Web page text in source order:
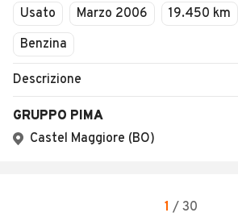
Usato Marzo 2006 19.450 km
Benzina
Descrizione
GRUPPO PIMA
Castel Maggiore (BO)
1 / 30